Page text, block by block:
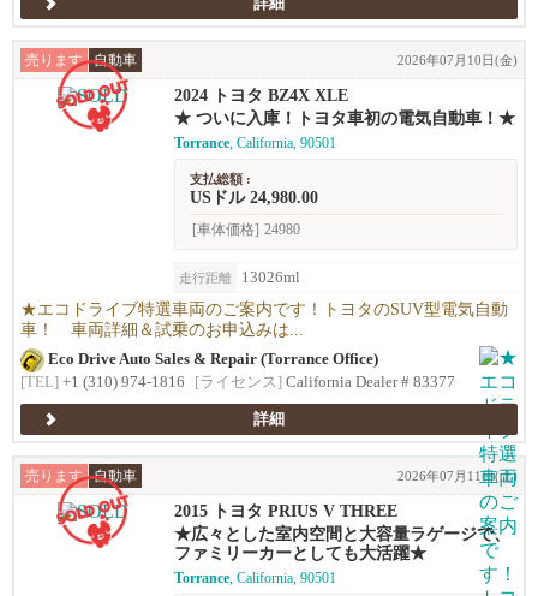
詳細
売ります 自動車 2026年07月10日(金)
2024 トヨタ BZ4X XLE
★ ついに入庫！トヨタ車初の電気自動車！★
Torrance, California, 90501
支払総額 :
USドル 24,980.00
[車体価格] 24980
走行距離 13026ml
★エコドライブ特選車両のご案内です！トヨタのSUV型電気自動
車！ 車両詳細＆試乗のお申込みは...
Eco Drive Auto Sales & Repair (Torrance Office)
[TEL] +1 (310) 974-1816 [ライセンス] California Dealer # 83377
詳細
売ります 自動車 2026年07月11日(土)
2015 トヨタ PRIUS V THREE
★広々とした室内空間と大容量ラゲージで、
ファミリーカーとしても大活躍★
Torrance, California, 90501